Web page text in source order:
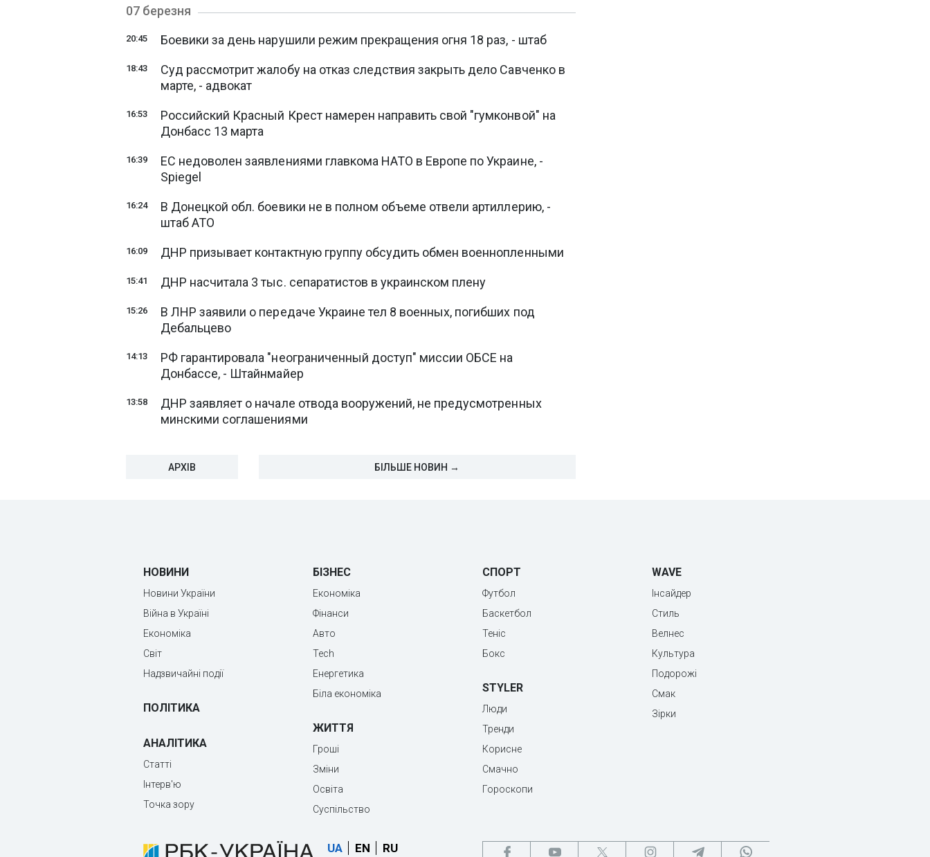
07 березня
20:45 Боевики за день нарушили режим прекращения огня 18 раз, - штаб
18:43
Суд рассмотрит жалобу на отказ следствия закрыть дело Савченко в
марте, - адвокат
16:53
Российский Красный Крест намерен направить свой "гумконвой" на
Донбасс 13 марта
16:39
ЕС недоволен заявлениями главкома НАТО в Европе по Украине, -
Spiegel
16:24
В Донецкой обл. боевики не в полном объеме отвели артиллерию, -
штаб АТО
16:09 ДНР призывает контактную группу обсудить обмен военнопленными
15:41 ДНР насчитала 3 тыс. сепаратистов в украинском плену
15:26
В ЛНР заявили о передаче Украине тел 8 военных, погибших под
Дебальцево
14:13
РФ гарантировала "неограниченный доступ" миссии ОБСЕ на
Донбассе, - Штайнмайер
13:58
ДНР заявляет о начале отвода вооружений, не предусмотренных
минскими соглашениями
АРХІВ БІЛЬШЕ НОВИН →
НОВИНИ
Новини України
Війна в Україні
Економіка
Світ
Надзвичайні події
ПОЛІТИКА
АНАЛІТИКА
Статті
Інтерв'ю
Точка зору
БІЗНЕС
Економіка
Фінанси
Авто
Tech
Енергетика
Біла економіка
ЖИТТЯ
Гроші
Зміни
Освіта
Суспільство
СПОРТ
Футбол
Баскетбол
Теніс
Бокс
STYLER
Люди
Тренди
Корисне
Смачно
Гороскопи
WAVE
Інсайдер
Стиль
Велнес
Культура
Подорожі
Смак
Зірки
UA EN RU